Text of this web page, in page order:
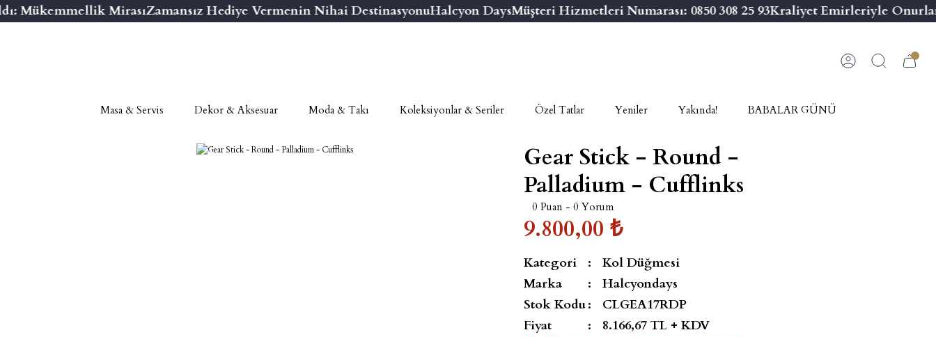
Mükemmellik MirasıZamansız Hediye Vermenin Nihai DestinasyonuHalcyon DaysMüşteri Hizmetleri Numarası: 0850 308 25 93 Kraliyet Emirleriyle
Masa & Servis Dekor & Aksesuar Moda & Takı Koleksiyonlar & Seriler Özel Tatlar Yeniler Yakında! BABALAR GÜNÜ
Gear Stick - Round -
Palladium - Cufflinks
0 Puan - 0 Yorum
9.800,00 ₺
Kategori
Kol Düğmesi
Marka
Halcyondays
Stok Kodu
CLGEA17RDP
Fiyat
8.166,67 TL + KDV